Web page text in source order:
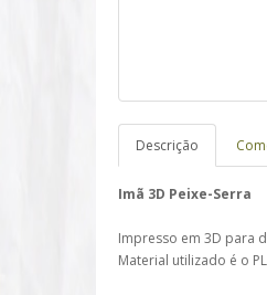
Descrição
Imã 3D Peixe-Serra
Impresso em 3D para
Material utilizado é o